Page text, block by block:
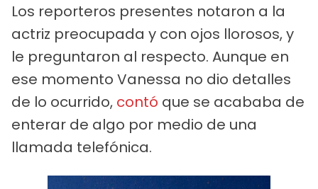
Los reporteros presentes notaron a la
actriz preocupada y con ojos llorosos, y
le preguntaron al respecto. Aunque en
ese momento Vanessa no dio detalles
de lo ocurrido, contó que se acababa de
enterar de algo por medio de una
llamada telefónica.